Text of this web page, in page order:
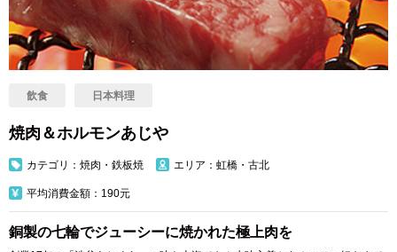
飲食 日本料理
焼肉＆ホルモンあじや
カテゴリ：焼肉・鉄板焼 エリア：虹橋・古北
平均消費金額：190元
銅製の七輪でジューシーに焼かれた極上肉を